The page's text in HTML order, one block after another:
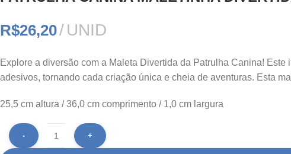
R$26,20 UNID
Explore a diversão com a Maleta Divertida da Patrulha Canina!
adesivos, tornando cada criação única e cheia de aventuras. Esta
25,5 cm altura / 36,0 cm comprimento / 1,0 cm largura